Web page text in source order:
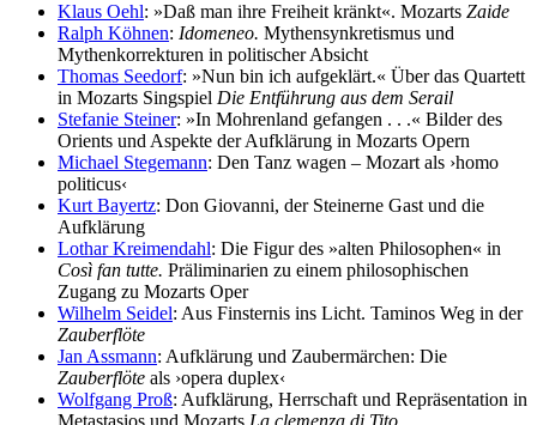
Klaus Oehl: »Daß man ihre Freiheit kränkt«. Mozarts Zaide
Ralph Köhnen: Idomeneo. Mythensynkretismus und
Mythenkorrekturen in politischer Absicht
Thomas Seedorf: »Nun bin ich aufgeklärt.« Über das Quartett
in Mozarts Singspiel Die Entführung aus dem Serail
Stefanie Steiner: »In Mohrenland gefangen . . .« Bilder des
Orients und Aspekte der Aufklärung in Mozarts Opern
Michael Stegemann: Den Tanz wagen – Mozart als ›homo
politicus‹
Kurt Bayertz: Don Giovanni, der Steinerne Gast und die
Aufklärung
Lothar Kreimendahl: Die Figur des »alten Philosophen« in
Così fan tutte. Präliminarien zu einem philosophischen
Zugang zu Mozarts Oper
Wilhelm Seidel: Aus Finsternis ins Licht. Taminos Weg in der
Zauberflöte
Jan Assmann: Aufklärung und Zaubermärchen: Die
Zauberflöte als ›opera duplex‹
Wolfgang Proß: Aufklärung, Herrschaft und Repräsentation in